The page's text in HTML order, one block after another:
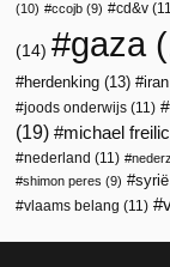
(10)
ccojb (9) cd&v
(14) gaza
herdenking (13) iran
joods onderwijs (11)
(19)
michael
nederland (11)
shimon peres (9) syrië
vlaams belang (11)